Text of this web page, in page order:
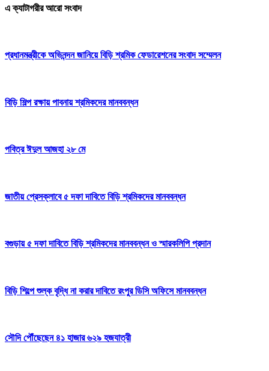
এ ক্যাটাগরীর আরো সংবাদ
প্রধানমন্ত্রীকে অভিনন্দন জানিয়ে বিড়ি শ্রমিক ফেডারেশনের সংবাদ সম্মেলন
বিড়ি শিল্প রক্ষায় পাবনায় শ্রমিকদের মানববন্ধন
পবিত্র ঈদুল আজহা ২৮ মে
জাতীয় প্রেসক্লাবে ৫ দফা দাবিতে বিড়ি শ্রমিকদের মানববন্ধন
বগুড়ায় ৫ দফা দাবিতে বিড়ি শ্রমিকদের মানববন্ধন ও স্মারকলিপি প্রদান
বিড়ি শিল্পে শুল্ক বৃদ্ধি না করার দাবিতে রংপুর ডিসি অফিসে মানববন্ধন
সৌদি পৌঁছেছেন ৪১ হাজার ৬২৯ হজযাত্রী